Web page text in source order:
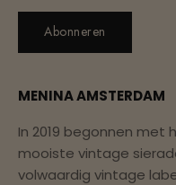
Abonneren
MENINA AMSTERDAM
In 2019 begonnen met
mooiste vintage
volwaardig vintage